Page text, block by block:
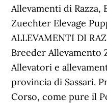
Allevamenti di Razza,
Zuechter Elevage
ALLEVAMENTI DI
Breeder Allevamento
Allevatori e
provincia di Sassari.
Corso, come pure il